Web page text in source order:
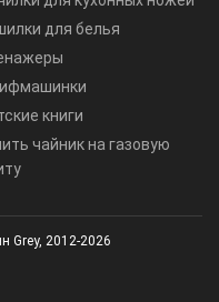
для белья
книги
чайник на газовую
Grey, 2012-2026